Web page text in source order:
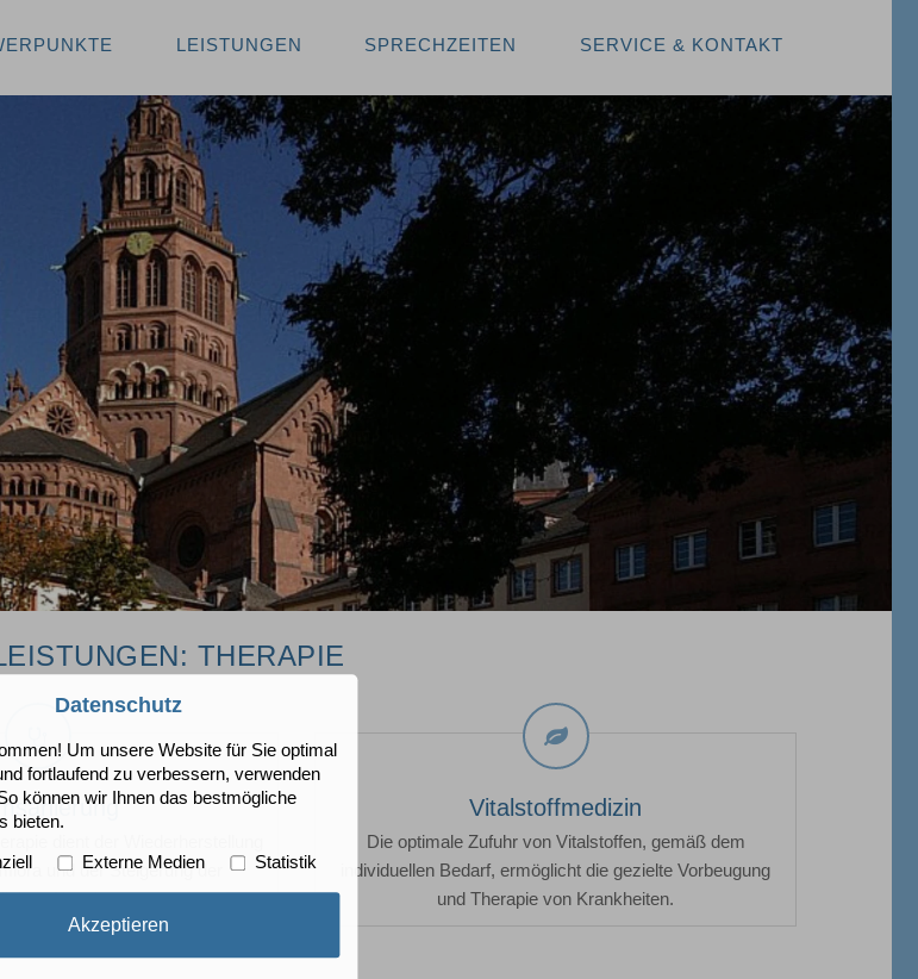
LEISTUNGEN SPRECHZEITEN SERVICE & KONTAKT
THERAPIE
Darmsanierung
dient der Wiederherstellung
und der Steigerung der
Abwehr.
Vitalstoffmedizin
Vitalstoffmedizin
Die optimale Zufuhr von Vitalstoffen, gemäß dem
individuellen Bedarf, ermöglicht die gezielte Vorbeugung
und Therapie von Krankheiten.
Datenschutz
Um unsere Website für Sie optimal
fortlaufend zu verbessern, verwenden
können wir Ihnen das bestmögliche
bieten.
Externe Medien Statistik
Akzeptieren